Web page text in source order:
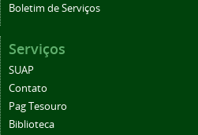
Boletim de Serviços
Serviços
SUAP
Contato
Pag Tesouro
Biblioteca